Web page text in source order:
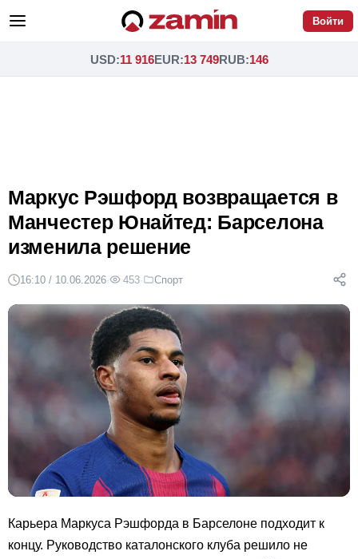
Войти
USD:11 916EUR:13 749RUB:146
Маркус Рэшфорд возвращается в
Манчестер Юнайтед: Барселона
изменила решение
16:10 / 10.06.2026· 453· Спорт
Карьера Маркуса Рэшфорда в Барселоне подходит к
концу. Руководство каталонского клуба решило не